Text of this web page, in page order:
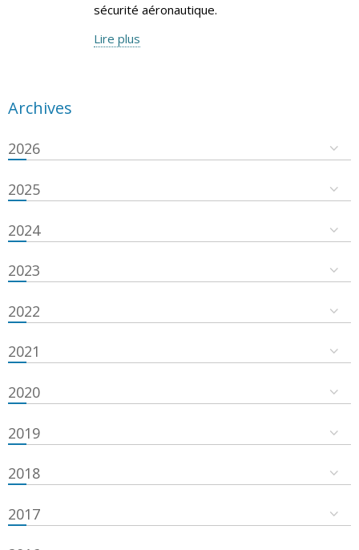
sécurité aéronautique.
Lire plus
Archives
2026
2025
2024
2023
2022
2021
2020
2019
2018
2017